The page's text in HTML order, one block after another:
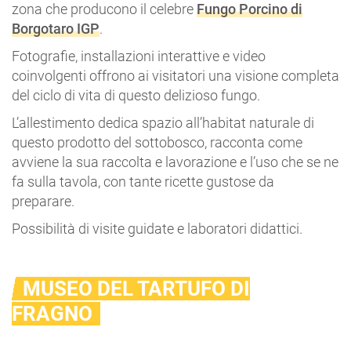
zona che producono il celebreFungo Porcino di
Borgotaro IGP.
Fotografie, installazioni interattive e video
coinvolgenti offrono ai visitatori una visione completa
del ciclo di vita di questo delizioso fungo.
L’allestimento dedica spazio all’habitat naturale di
questo prodotto del sottobosco, racconta come
avviene la sua raccolta e lavorazione e l’uso che se ne
fa sulla tavola, con tante ricette gustose da
preparare.
Possibilità di visite guidate e laboratori didattici.
MUSEO DEL TARTUFO DI
FRAGNO